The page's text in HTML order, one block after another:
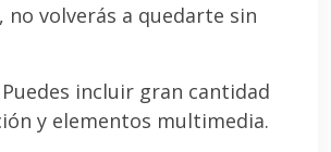
no volverás a quedarte sin
incluir gran cantidad
y elementos multimedia.